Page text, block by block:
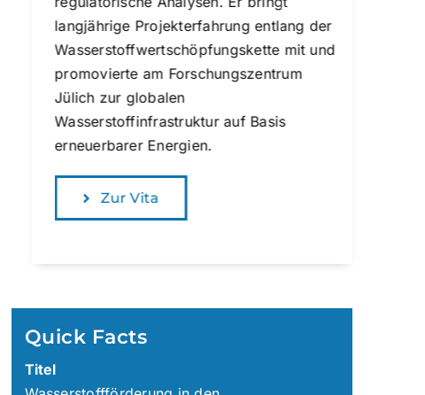
langjährige Projekterfahrung entlang der
Wasserstoffwertschöpfungskette mit und
promovierte am Forschungszentrum
Jülich zur globalen
Wasserstoffinfrastruktur auf Basis
erneuerbarer Energien.
Zur Vita
Quick Facts
Titel